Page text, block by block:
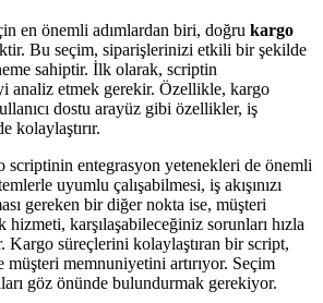
en önemli adımlardan biri, doğru kargo
Bu seçim, siparişlerinizi etkili bir şekilde
sahiptir. İlk olarak, scriptin
analiz etmek gerekir. Özellikle, kargo
dostu arayüz gibi özellikler, iş
kolaylaştırır.
scriptinin entegrasyon yetenekleri de önemli
uyumlu çalışabilmesi, iş akışınızı
gereken bir diğer nokta ise, müşteri
karşılaşabileceğiniz sorunları hızla
Kargo süreçlerini kolaylaştıran bir script,
müşteri memnuniyetini artırıyor. Seçim
göz önünde bulundurmak gerekiyor.